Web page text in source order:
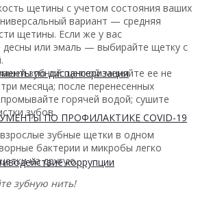
по диспансеризации
ПО ПРОФИЛАКТИКЕ COVID-19
коррупции
щетины с учетом состояния ваших
вариант — средняя
щетины. Если же у вас
десны или эмаль — выбирайте щетку с
зубной щеткой: меняйте ее не
месяца; после перенесенных
горячей водой; сушите
зубов.
зубные щетки в одном
бактерии и микробы легко
на другую.
зубную нить!